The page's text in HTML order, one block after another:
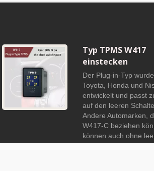
Typ TPMS W417
einstecken
Der Plug-in-Typ
Toyota, Honda und
entwickelt und passt
auf den leeren
Andere Automarken,
W417-C beziehen
können auch ohne